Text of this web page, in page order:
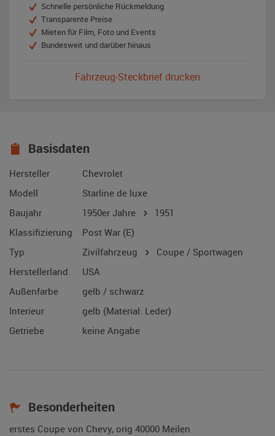
Schnelle persönliche Rückmeldung
Transparente Preise
Mieten für Film, Foto und Events
Bundesweit und darüber hinaus
Fahrzeug-Steckbrief drucken
Basisdaten
Hersteller
Chevrolet
Modell
Starline de luxe
Baujahr
1950er Jahre
1951
Klassifizierung
Post War (E)
Typ
Zivilfahrzeug
Coupe / Sportwagen
Herstellerland
USA
Außenfarbe
gelb / schwarz
Interieur
gelb (Material: Leder)
Getriebe
keine Angabe
Besonderheiten
erstes Coupe von Chevy, orig 40000 Meilen